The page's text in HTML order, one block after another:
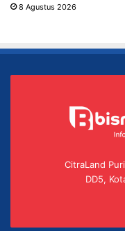
8 Agustus 2026
CitraLand
DD5,